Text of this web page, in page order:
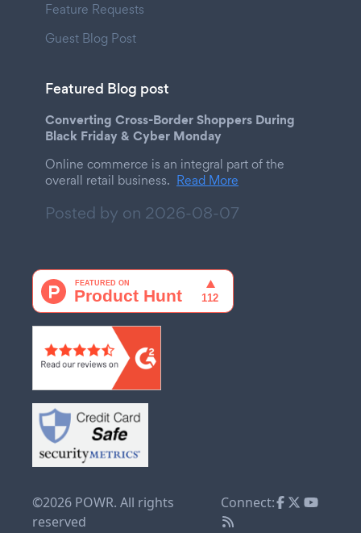
Feature Requests
Guest Blog Post
Featured Blog post
Converting Cross-Border Shoppers During
Black Friday & Cyber Monday
Online commerce is an integral part of the
overall retail business. Read More
Posted by on 2026-08-07
©2026 POWR. All rights
reserved
Connect: